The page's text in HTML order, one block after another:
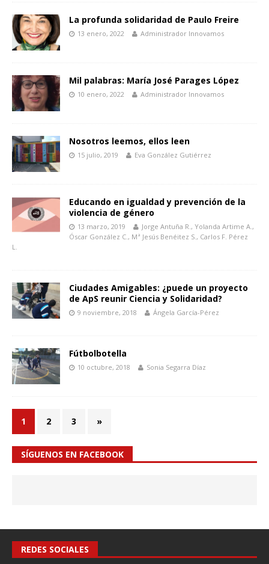
La profunda solidaridad de Paulo Freire
13 enero, 2022 Administrador Innovamos
Mil palabras: María José Parages López
10 enero, 2022 Administrador Innovamos
Nosotros leemos, ellos leen
15 julio, 2019 Eva González Gutiérrez
Educando en igualdad y prevención de la
violencia de género
13 marzo, 2019
Jorge Antuña R., Yolanda Artime A.,
Óscar González C., Mª Jesús Benéitez S., Carlos F. Pérez
L.
Ciudades Amigables: ¿puede un proyecto
de ApS reunir Ciencia y Solidaridad?
9 noviembre, 2018 Ángela García-Pérez
Fútbolbotella
10 octubre, 2018 Sonia Segarra Díaz
1 2 3 »
SÍGUENOS EN FACEBOOK
REDES SOCIALES